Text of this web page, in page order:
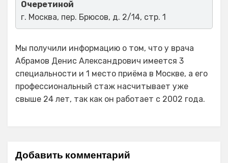
Очеретиной
г. Москва, пер. Брюсов, д. 2/14, стр. 1
Мы получили информацию о том, что у врача
Абрамов Денис Александрович имеется 3
специальности и 1 место приёма в Москве, а его
профессиональный стаж насчитывает уже
свыше 24 лет, так как он работает с 2002 года.
Добавить комментарий